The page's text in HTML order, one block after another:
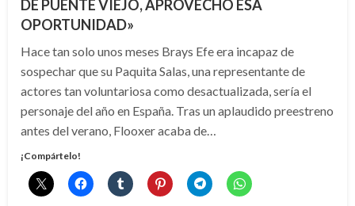
DE PUENTE VIEJO, APROVECHO ESA
OPORTUNIDAD»
Hace tan solo unos meses Brays Efe era incapaz de
sospechar que su Paquita Salas, una representante de
actores tan voluntariosa como desactualizada, sería el
personaje del año en España. Tras un aplaudido preestreno
antes del verano, Flooxer acaba de…
¡Compártelo!